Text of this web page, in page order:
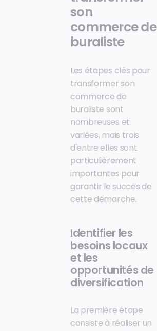
son
commerce de
buraliste
Les étapes clés pour
transformer son
commerce de
buraliste sont
nombreuses et
variées, mais trois
d'entre elles sont
particulièrement
importantes pour
garantir le succès de
cette démarche.
Identifier les
besoins locaux
et les
opportunités de
diversification
La première étape
consiste à réaliser un